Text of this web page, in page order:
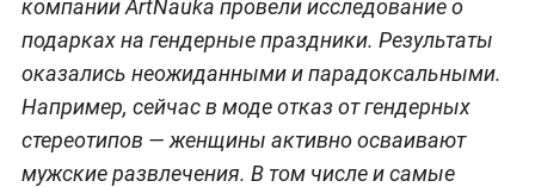
компании ArtNauka провели исследование о
подарках на гендерные праздники. Результаты
оказались неожиданными и парадоксальными.
Например, сейчас в моде отказ от гендерных
стереотипов — женщины активно осваивают
мужские развлечения. В том числе и самые